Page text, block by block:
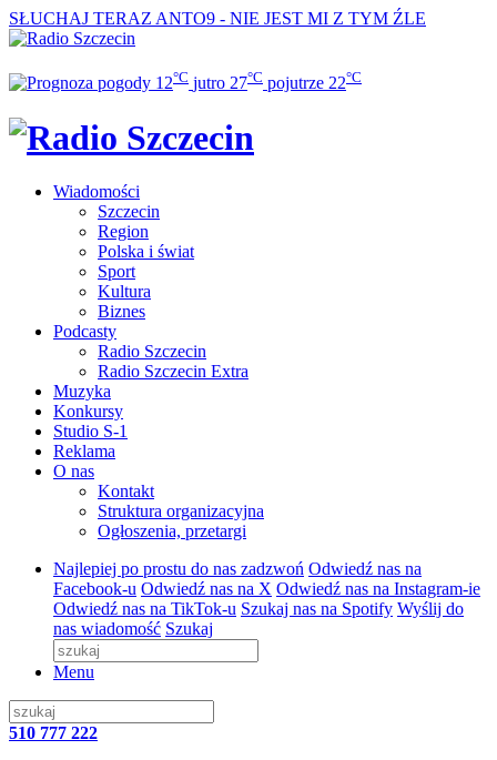
SŁUCHAJ TERAZ ANTO9 - NIE JEST MI Z TYM ŹLE
12°C jutro 27°C pojutrze 22°C
Wiadomości
Szczecin
Region
Polska i świat
Sport
Kultura
Biznes
Podcasty
Radio Szczecin
Radio Szczecin Extra
Muzyka
Konkursy
Studio S-1
Reklama
O nas
Kontakt
Struktura organizacyjna
Ogłoszenia, przetargi
Najlepiej po prostu do nas zadzwoń Odwiedź nas na
Facebook-u Odwiedź nas na X Odwiedź nas na Instagram-ie
Odwiedź nas na TikTok-u Szukaj nas na Spotify Wyślij do
nas wiadomość Szukaj
Menu
510 777 222